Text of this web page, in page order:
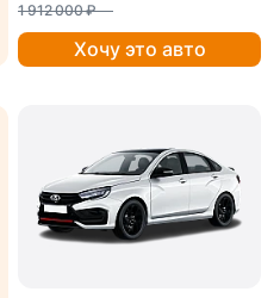
1 912 000 ₽
Хочу это авто